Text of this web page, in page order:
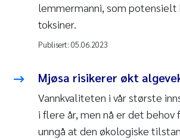
lemmermanni, som potensielt
toksiner.
Publisert: 05.06.2023
Mjøsa risikerer økt
Vannkvaliteten i vår største
i flere år, men nå er det behov
unngå at den økologiske